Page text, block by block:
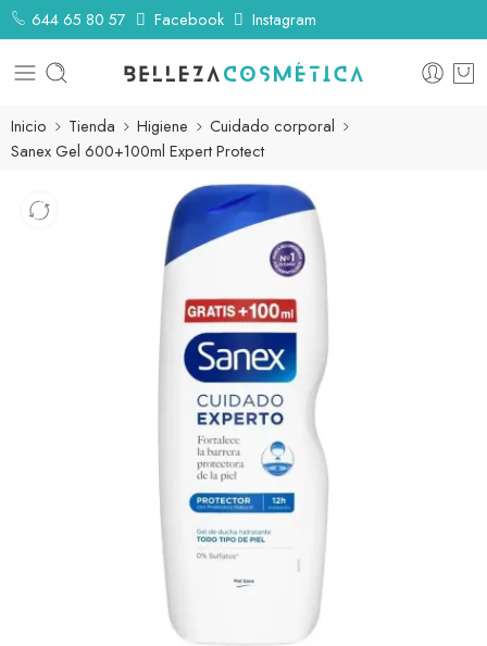
644 65 80 57 Facebook Instagram
Inicio Tienda Higiene
Cuidado corporal
Sanex Gel 600+100ml Expert Protect